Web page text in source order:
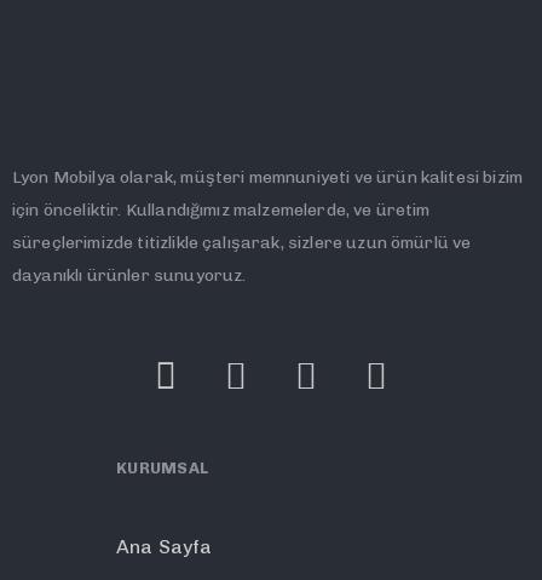
Lyon Mobilya olarak, müşteri memnuniyeti ve ürün kalitesi bizim
için önceliktir. Kullandığımız malzemelerde, ve üretim
süreçlerimizde titizlikle çalışarak, sizlere uzun ömürlü ve
dayanıklı ürünler sunuyoruz.
KURUMSAL
Ana Sayfa